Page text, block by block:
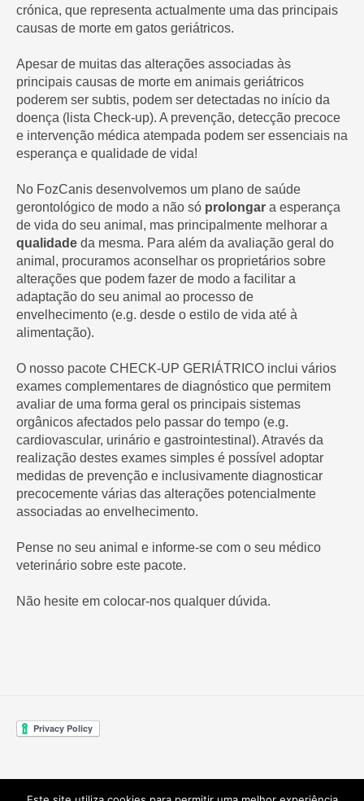
crónica, que representa actualmente uma das principais
causas de morte em gatos geriátricos.
Apesar de muitas das alterações associadas às
principais causas de morte em animais geriátricos
poderem ser subtis, podem ser detectadas no início da
doença (lista Check-up). A prevenção, detecção precoce
e intervenção médica atempada podem ser essenciais na
esperança e qualidade de vida!
No FozCanis desenvolvemos um plano de saúde
gerontológico de modo a não só prolongar a esperança
de vida do seu animal, mas principalmente melhorar a
qualidade da mesma. Para além da avaliação geral do
animal, procuramos aconselhar os proprietários sobre
alterações que podem fazer de modo a facilitar a
adaptação do seu animal ao processo de
envelhecimento (e.g. desde o estilo de vida até à
alimentação).
O nosso pacote CHECK-UP GERIÁTRICO inclui vários
exames complementares de diagnóstico que permitem
avaliar de uma forma geral os principais sistemas
orgânicos afectados pelo passar do tempo (e.g.
cardiovascular, urinário e gastrointestinal). Através da
realização destes exames simples é possível adoptar
medidas de prevenção e inclusivamente diagnosticar
precocemente várias das alterações potencialmente
associadas ao envelhecimento.
Pense no seu animal e informe-se com o seu médico
veterinário sobre este pacote.
Não hesite em colocar-nos qualquer dúvida.